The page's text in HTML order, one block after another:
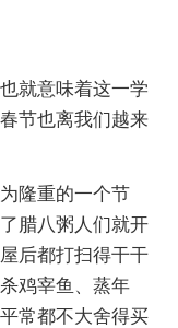
就意味着这一学
节也离我们越来
隆重的一个节
腊八粥人们就开
后都打扫得干干
鸡宰鱼、蒸年
常都不大舍得买